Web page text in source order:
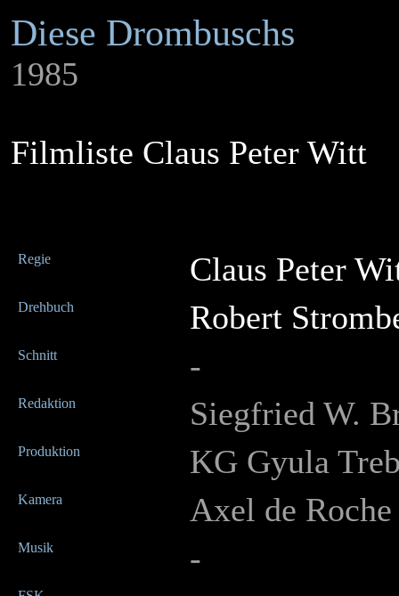
Diese Drombuschs
1985
Filmliste Claus Peter Witt
Regie Claus Peter
Drehbuch Robert
Schnitt -
Redaktion Siegfried W.
Produktion KG Gyula
Kamera Axel de Roche
Musik -